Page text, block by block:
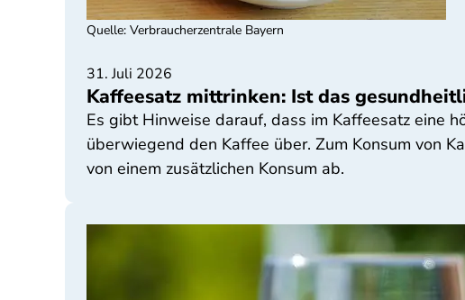
31. Juli 2026
Kaffeesatz mittrinken: Ist das
Es gibt Hinweise darauf, dass im Kaffeesatz eine
überwiegend den Kaffee über. Zum Konsum von
von einem zusätzlichen Konsum ab.
Quelle: Verbraucherzentrale Bayern